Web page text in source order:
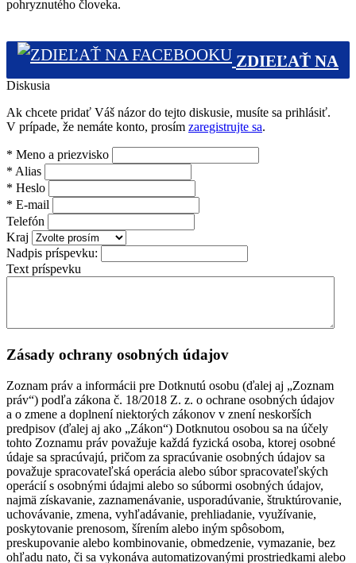
pohryznutého človeka.
ZDIEĽAŤ NA
Diskusia
Ak chcete pridať Váš názor do tejto diskusie, musíte sa prihlásiť.
V prípade, že nemáte konto, prosím zaregistrujte sa.
* Meno a priezvisko
* Alias
* Heslo
* E-mail
Telefón
Kraj
Nadpis príspevku:
Text príspevku
Zásady ochrany osobných údajov
Zoznam práv a informácii pre Dotknutú osobu (ďalej aj „Zoznam
práv“) podľa zákona č. 18/2018 Z. z. o ochrane osobných údajov
a o zmene a doplnení niektorých zákonov v znení neskorších
predpisov (ďalej aj ako „Zákon“) Dotknutou osobou sa na účely
tohto Zoznamu práv považuje každá fyzická osoba, ktorej osobné
údaje sa spracúvajú, pričom za spracúvanie osobných údajov sa
považuje spracovateľská operácia alebo súbor spracovateľských
operácií s osobnými údajmi alebo so súbormi osobných údajov,
najmä získavanie, zaznamenávanie, usporadúvanie, štruktúrovanie,
uchovávanie, zmena, vyhľadávanie, prehliadanie, využívanie,
poskytovanie prenosom, šírením alebo iným spôsobom,
preskupovanie alebo kombinovanie, obmedzenie, vymazanie, bez
ohľadu nato, či sa vykonáva automatizovanými prostriedkami alebo